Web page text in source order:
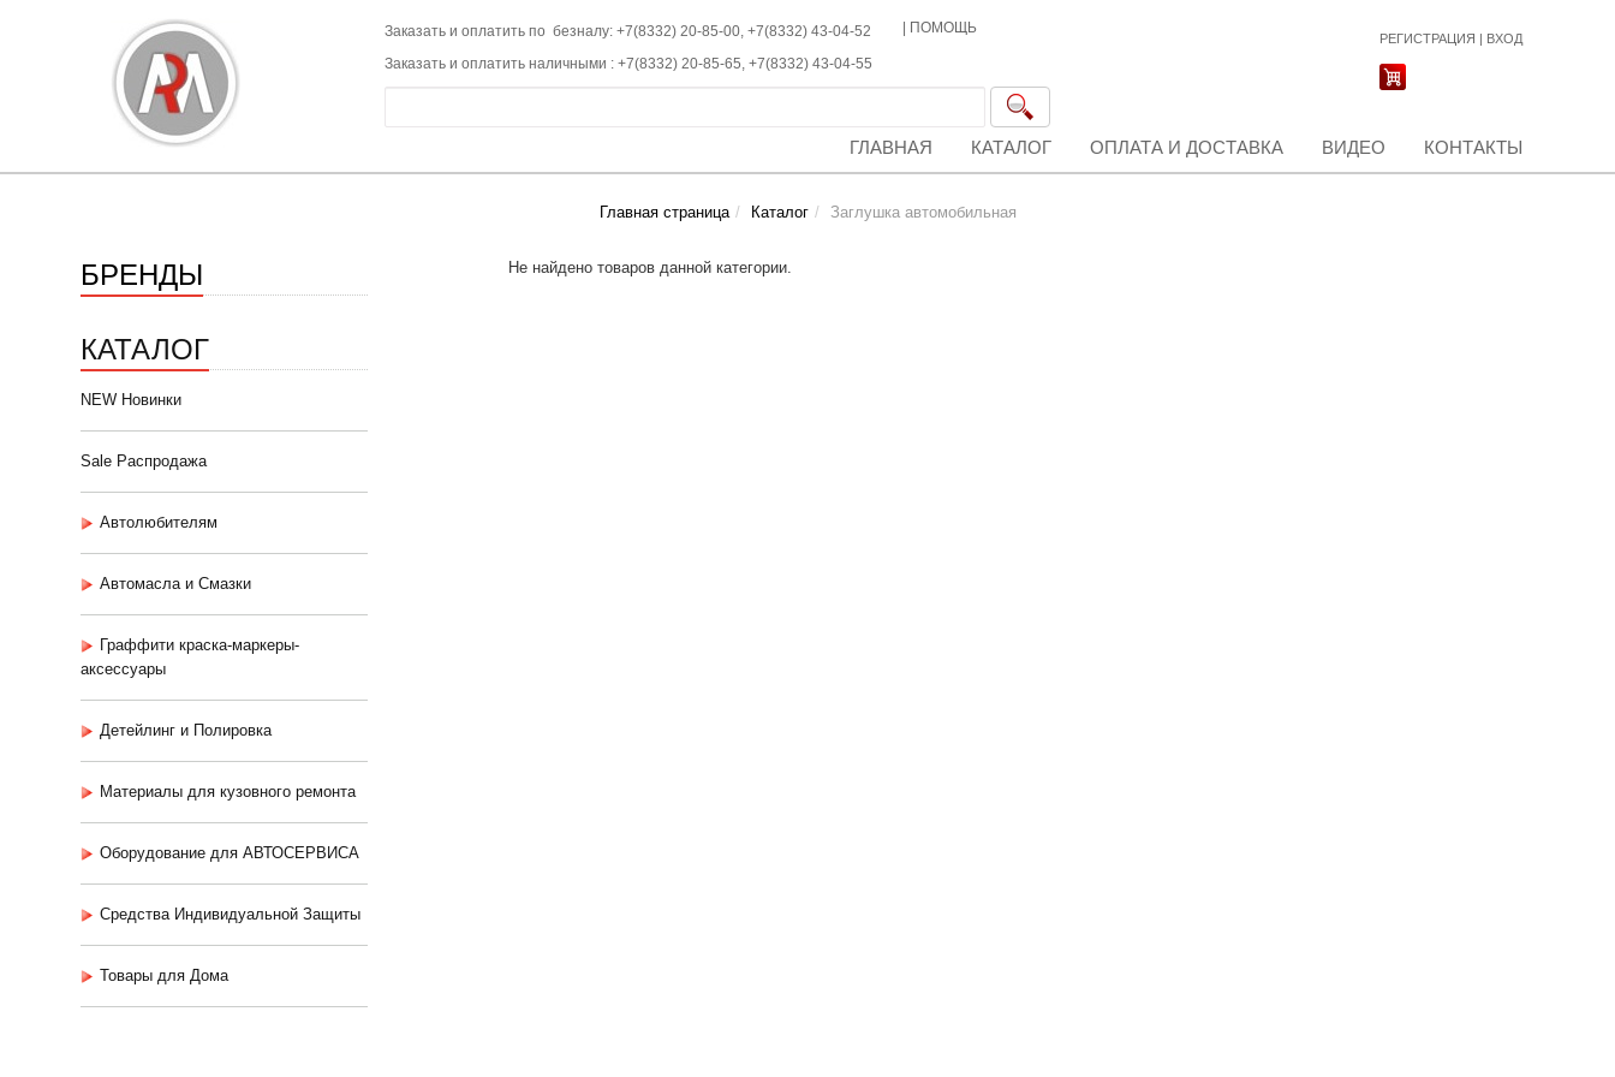
Заказать и оплатить по безналу: +7(8332) 20-85-00, +7(8332) 43-04-52
Заказать и оплатить наличными : +7(8332) 20-85-65, +7(8332) 43-04-55
ПОМОЩЬ
РЕГИСТРАЦИЯ | ВХОД
ГЛАВНАЯ КАТАЛОГ ОПЛАТА И ДОСТАВКА ВИДЕО КОНТАКТЫ
Главная страница Каталог Заглушка автомобильная
БРЕНДЫ
КАТАЛОГ
NEW Новинки
Sale Распродажа
Автолюбителям
Автомасла и Смазки
Граффити краска-маркеры-
аксессуары
Детейлинг и Полировка
Материалы для кузовного ремонта
Оборудование для АВТОСЕРВИСА
Средства Индивидуальной Защиты
Товары для Дома
Не найдено товаров данной категории.